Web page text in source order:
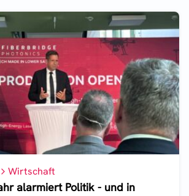
Wirtschaft
alarmiert Politik - und in